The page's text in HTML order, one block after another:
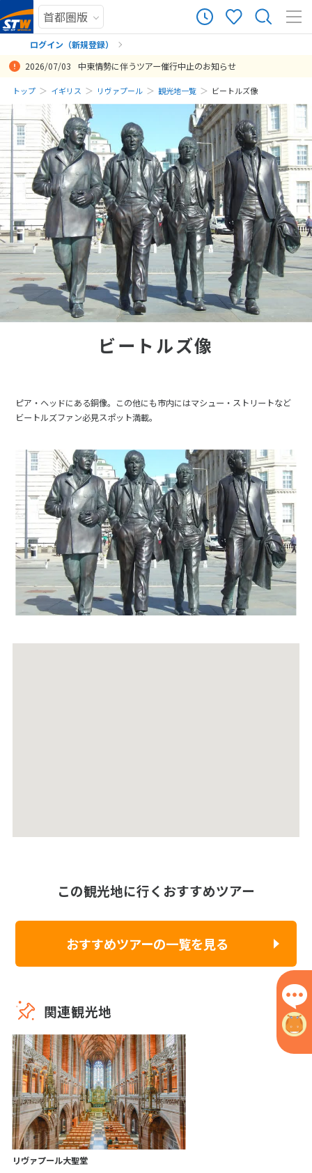
ログイン（新規登録）
まだ履歴がありません
まだ登録がありません
2026/07/03 中東情勢に伴うツアー催行中止のお知らせ
トップ イギリス リヴァプール 観光地一覧 ビートルズ像
ビートルズ像
ピア・ヘッドにある銅像。この他にも市内にはマシュー・ストリートなど
ビートルズファン必見スポット満載。
この観光地に行くおすすめツアー
おすすめツアーの一覧を見る
関連観光地
リヴァプール大聖堂